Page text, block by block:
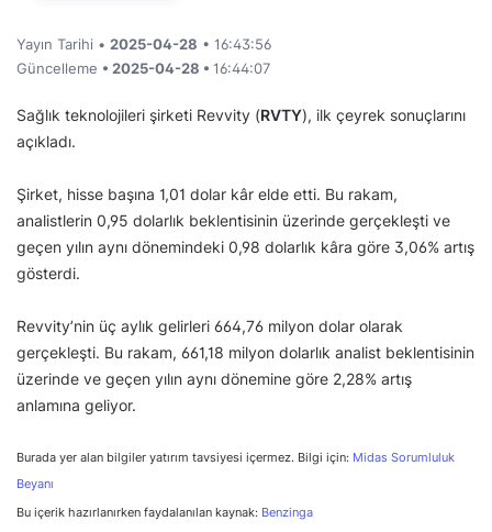
Yayın Tarihi • 2025-04-28 • 16:43:56
Güncelleme • 2025-04-28 • 16:44:07
Sağlık teknolojileri şirketi Revvity (RVTY), ilk çeyrek sonuçlarını
açıkladı.
Şirket, hisse başına 1,01 dolar kâr elde etti. Bu rakam,
analistlerin 0,95 dolarlık beklentisinin üzerinde gerçekleşti ve
geçen yılın aynı dönemindeki 0,98 dolarlık kâra göre 3,06% artış
gösterdi.
Revvity’nin üç aylık gelirleri 664,76 milyon dolar olarak
gerçekleşti. Bu rakam, 661,18 milyon dolarlık analist beklentisinin
üzerinde ve geçen yılın aynı dönemine göre 2,28% artış
anlamına geliyor.
Burada yer alan bilgiler yatırım tavsiyesi içermez. Bilgi için: Midas Sorumluluk
Beyanı
Bu içerik hazırlanırken faydalanılan kaynak: Benzinga